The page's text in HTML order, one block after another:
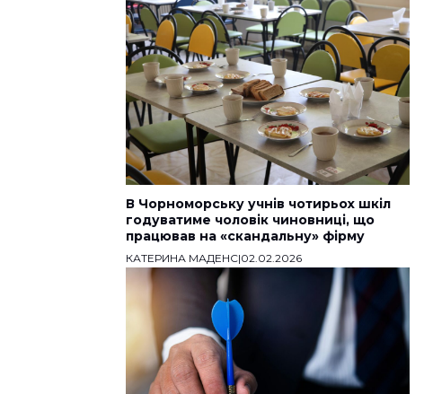
В Чорноморську учнів чотирьох шкіл
годуватиме чоловік чиновниці, що
працював на «скандальну» фірму
КАТЕРИНА МАДЕНС|02.02.2026